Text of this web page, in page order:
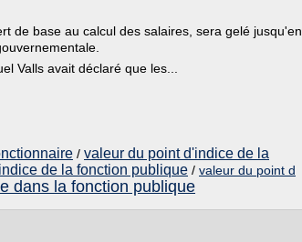
de base au calcul des salaires, sera gelé jusqu'en
Valls avait déclaré que les...
/ valeur du point d'indice de la
de la fonction publique / valeur du point d
dans la fonction publique